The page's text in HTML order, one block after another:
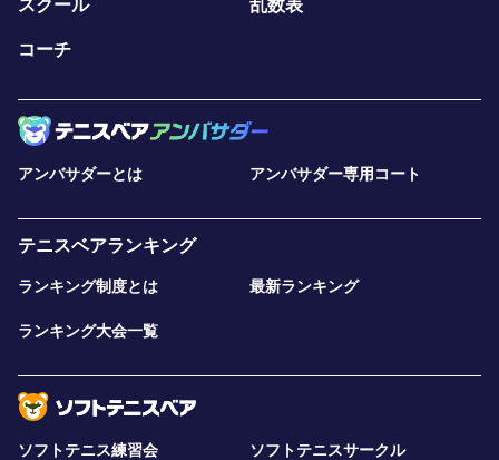
スクール 乱数表
コーチ
アンバサダーとは アンバサダー専用コート
テニスベアランキング
ランキング制度とは 最新ランキング
ランキング大会一覧
ソフトテニス練習会 ソフトテニスサークル